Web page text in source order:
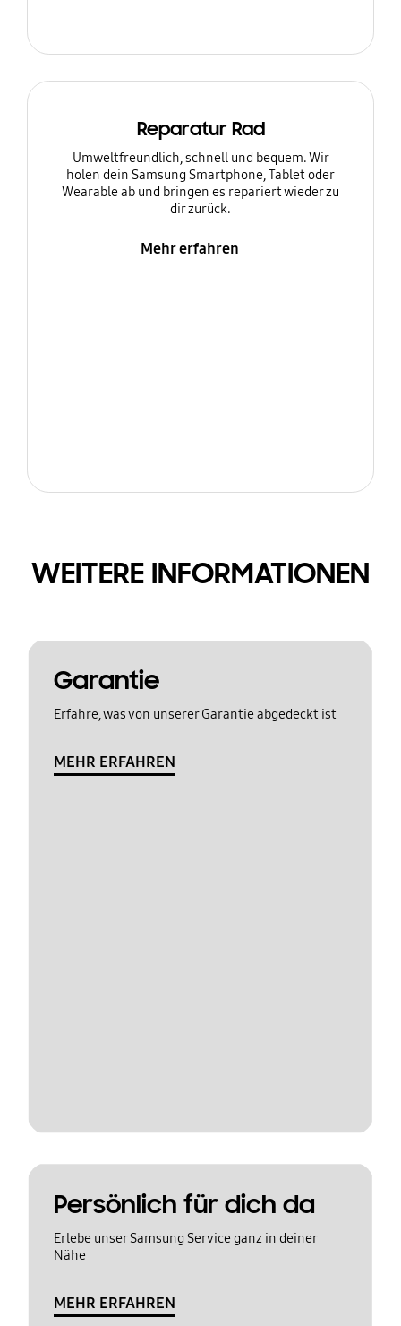
Reparatur Rad
Umweltfreundlich, schnell und bequem. Wir
holen dein Samsung Smartphone, Tablet oder
Wearable ab und bringen es repariert wieder zu
dir zurück.
Mehr erfahren
WEITERE INFORMATIONEN
Garantie
Erfahre, was von unserer Garantie abgedeckt ist
MEHR ERFAHREN
Persönlich für dich da
Erlebe unser Samsung Service ganz in deiner
Nähe
MEHR ERFAHREN